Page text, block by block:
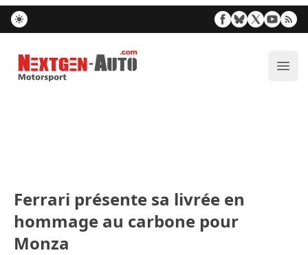
Nextgen-Auto.com
Ferrari présente sa livrée en
hommage au carbone pour
Monza